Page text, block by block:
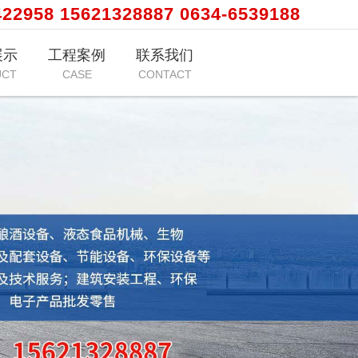
15621328887 0634-6539188
示 工程案例
CASE
联系我们
CONTACT